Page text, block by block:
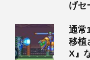
げセ
通常
移植
X』